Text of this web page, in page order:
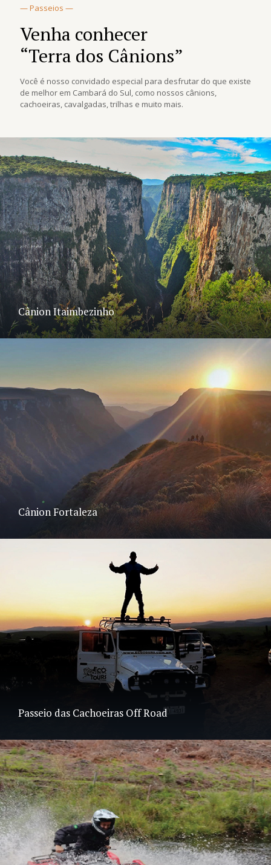
— Passeios —
Venha conhecer
“Terra dos Cânions”
Você é nosso convidado especial para desfrutar do que existe
de melhor em Cambará do Sul, como nossos cânions,
cachoeiras, cavalgadas, trilhas e muito mais.
Cânion Itaimbezinho
Cânion Fortaleza
Passeio das Cachoeiras Off Road